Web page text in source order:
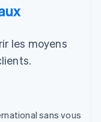
les moyens
sans vous